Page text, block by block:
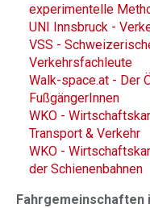
experimentelle
UNI Innsbruck -
VSS -
Verkehrsfachleute
Walk-space.at - Der
FußgängerInnen
WKO -
Transport & Verkehr
WKO -
der Schienenbahnen
Fahrgemeinschaften